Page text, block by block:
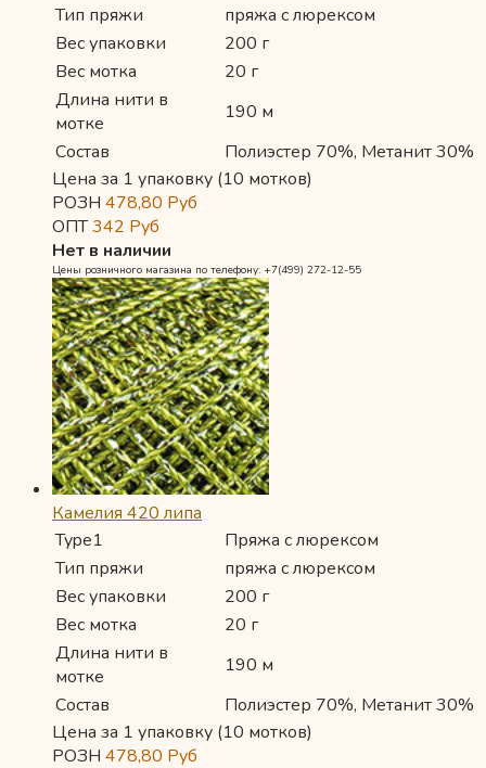
Тип пряжи
пряжа с люрексом
Вес упаковки
200 г
Вес мотка
20 г
Длина нити в
мотке
190 м
Состав
Полиэстер 70%, Метанит 30%
Цена за 1 упаковку (10 мотков)
РОЗН 478,80 Руб
ОПТ342 Руб
Нет в наличии
Цены розничного магазина по телефону: +7(499) 272-12-55
Камелия 420 липа
Type1
Пряжа с люрексом
Тип пряжи
пряжа с люрексом
Вес упаковки
200 г
Вес мотка
20 г
Длина нити в
мотке
190 м
Состав
Полиэстер 70%, Метанит 30%
Цена за 1 упаковку (10 мотков)
РОЗН 478,80 Руб